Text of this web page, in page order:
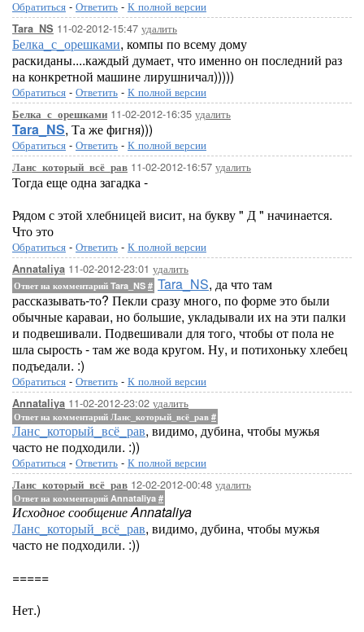
Обратиться - Ответить - К полной версии
Tara_NS 11-02-2012-15:47 удалить
Белка_с_орешками, компы по всему дому
раскиданы....каждый думает, что именно он последний раз
на конкретной машине лирушничал)))))
Обратиться - Ответить - К полной версии
Белка_с_орешками 11-02-2012-16:35 удалить
Tara_NS, Та же фигня)))
Обратиться - Ответить - К полной версии
Ланс_который_всё_рав 11-02-2012-16:57 удалить
Тогда еще одна загадка -
Рядом с этой хлебницей висит, на букву " Д " начинается.
Что это
Обратиться - Ответить - К полной версии
Annataliya 11-02-2012-23:01 удалить
Ответ на комментарий Tara_NS # Tara_NS, да что там
рассказывать-то? Пекли сразу много, по форме это были
обычные караваи, но большие, укладывали их на эти палки
и подвешивали. Подвешивали для того, чтобы от пола не
шла сырость - там же вода кругом. Ну, и потихоньку хлебец
подъедали. :)
Обратиться - Ответить - К полной версии
Annataliya 11-02-2012-23:02 удалить
Ответ на комментарий Ланс_который_всё_рав #
Ланс_который_всё_рав, видимо, дубина, чтобы мужья
часто не подходили. :))
Обратиться - Ответить - К полной версии
Ланс_который_всё_рав 12-02-2012-00:48 удалить
Ответ на комментарий Annataliya #
Исходное сообщение Annataliya
Ланс_который_всё_рав, видимо, дубина, чтобы мужья
часто не подходили. :))
=====
Нет.)